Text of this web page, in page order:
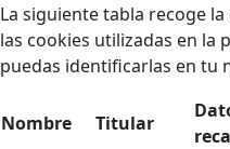
La siguiente tabla recoge
las cookies utilizadas en la
puedas identificarlas en tu
Nombre Titular